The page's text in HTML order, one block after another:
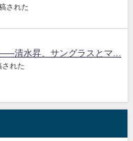
された
清水昇、サングラスとマ...
された